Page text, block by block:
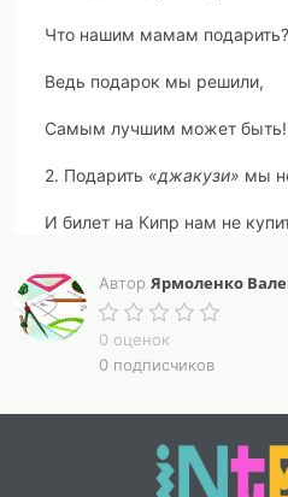
Что нашим мамам подарить?
Ведь подарок мы решили,
Самым лучшим может быть!
2. Подарить «джакузи» мы
И билет на Кипр нам не
3. Мерседесы подарить нам
Все. Что же нашим мамам
4. И сам собой пришел ответ:
Подарим мы втеатр билет!
5. Все роли здесь исполним
Автор Ярмоленко
0 оценок
0 подписчиков